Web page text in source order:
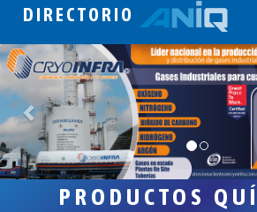
DIRECTORIO
PRODUCTOS